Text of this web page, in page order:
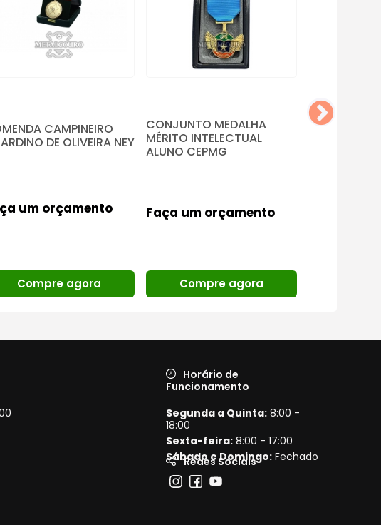
CAMPINEIRO
DE OLIVEIRA NEY
um orçamento
Compre agora
CONJUNTO MEDALHA
MÉRITO INTELECTUAL
ALUNO CEPMG
Faça um orçamento
Compre agora
Horário de
Funcionamento
Segunda a Quinta: 8:00 -
18:00
Sexta-feira: 8:00 - 17:00
Sábado e Domingo: Fechado
Redes Sociais